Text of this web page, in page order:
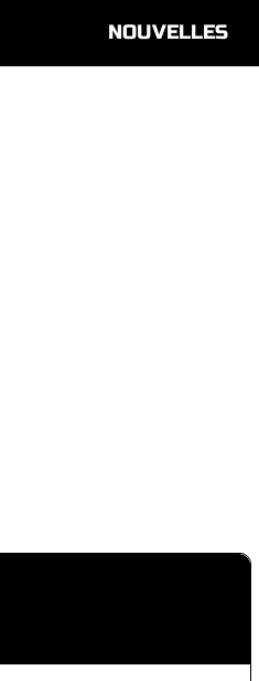
NOUVELLES